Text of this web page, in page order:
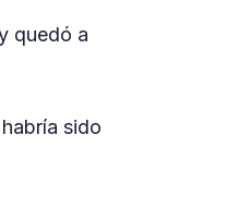
quedó a
sido